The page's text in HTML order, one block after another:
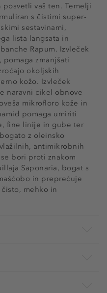
posvetli vaš ten. Temelji
s čistimi super-
sestavinami,
lista langsata in
Rapum. Izvleček
zmanjšati
okoljskih
kožo. Izvleček
naravni cikel obnove
mikrofloro kože in
pomaga umiriti
fine linije in gube ter
z oleinsko
antimikrobnih
bori proti znakom
Saponaria, bogat s
in preprečuje
mehko in